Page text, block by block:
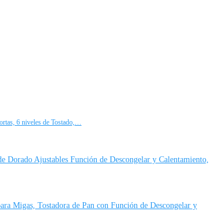
6 niveles de Tostado,…
Dorado Ajustables Función de Descongelar y Calentamiento,
Migas, Tostadora de Pan con Función de Descongelar y